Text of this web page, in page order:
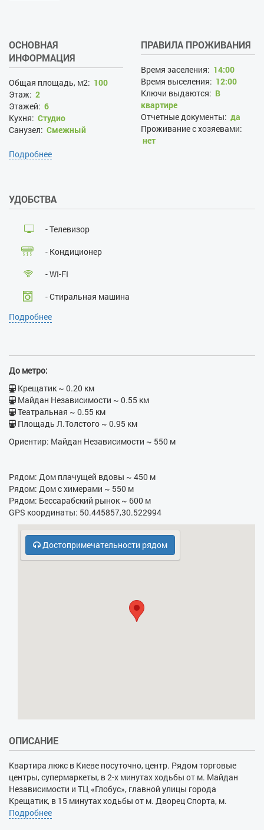
ОСНОВНАЯ
ИНФОРМАЦИЯ
Общая площадь, м2: 100
Этаж: 2
Этажей: 6
Кухня: Студио
Санузел: Смежный
ПРАВИЛА ПРОЖИВАНИЯ
Время заселения: 14:00
Время выселения: 12:00
Ключи выдаются: В
квартире
Отчетные документы: да
Проживание с хозяевами:
нет
Лица, не достигшие 21 года:
Подробнее
УДОБСТВА
- Телевизор
- Кондиционер
- WI-FI
- Стиральная машина
- Ванна
- Фен
- Электрочайник
- Кухонная плита
- Кодовый замок в парадном
- Духовка
Подробнее
До метро:
Крещатик ~ 0.20 км
Майдан Независимости ~ 0.55 км
Театральная ~ 0.55 км
Площадь Л.Толстого ~ 0.95 км
Ориентир: Майдан Независимости ~ 550 м
Рядом: Дом плачущей вдовы ~ 450 м
Рядом: Дом с химерами ~ 550 м
Рядом: Бессарабский рынок ~ 600 м
GPS координаты: 50.445857,30.522994
Достопримечательности рядом
ОПИСАНИЕ
Квартира люкс в Киеве посуточно, центр. Рядом торговые
центры, супермаркеты, в 2-х минутах ходьбы от м. Майдан
Независимости и ТЦ «Глобус», главной улицы города
Крещатик, в 15 минутах ходьбы от м. Дворец Спорта, м.
Театральная, Бессарабского рынка, бизнес-центра «Парус»,
Подробнее